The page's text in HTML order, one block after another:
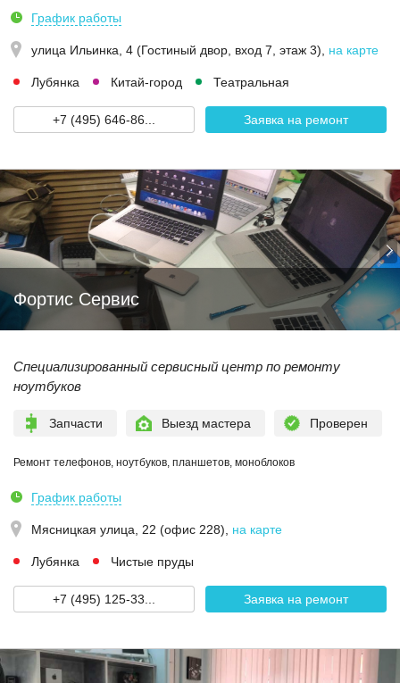
График работы
улица Ильинка, 4 (Гостиный двор, вход 7, этаж 3) на карте
Лубянка Китай-город Театральная
+7 (495) 646-86... Заявка на ремонт
Фортис Сервис
Специализированный сервисный центр по ремонту
ноутбуков
Запчасти Выезд мастера Проверен
Ремонт телефонов, ноутбуков, планшетов, моноблоков
График работы
Мясницкая улица, 22 (офис 228) на карте
Лубянка Чистые пруды
+7 (495) 125-33... Заявка на ремонт